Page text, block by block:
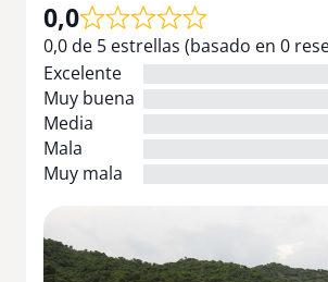
0,0
0,0 de 5 estrellas (basado en 0
Excelente
Muy buena
Media
Mala
Muy mala